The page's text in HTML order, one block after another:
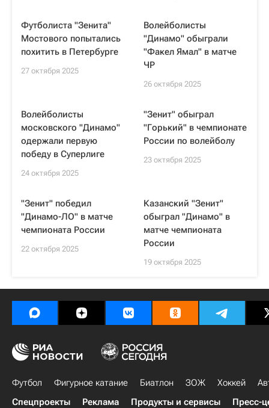
Футболиста "Зенита"
Мостового попытались
похитить в Петербурге
27 октября 2025
Волейболисты
"Динамо" обыграли
"Факел Ямал" в матче
ЧР
26 октября 2025
Волейболисты
московского "Динамо"
одержали первую
победу в Суперлиге
24 октября 2025
"Зенит" обыграл
"Горький" в чемпионате
России по волейболу
23 октября 2025
"Зенит" победил
"Динамо-ЛО" в матче
чемпионата России
22 октября 2025
Казанский "Зенит"
обыграл "Динамо" в
матче чемпионата
России
19 октября 2025
Футбол Фигурное катание Биатлон ЗОЖ Хоккей
Спецпроекты
Реклама Продукты и сервисы Пресс-